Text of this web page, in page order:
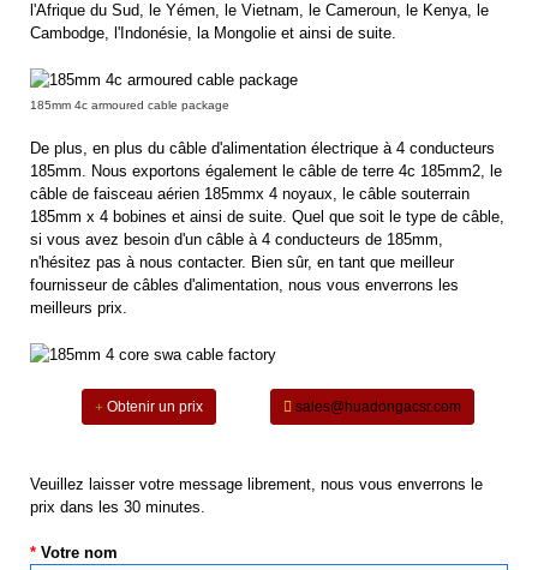
l'Afrique du Sud, le Yémen, le Vietnam, le Cameroun, le Kenya, le
Cambodge, l'Indonésie, la Mongolie et ainsi de suite.
185mm 4c armoured cable package
De plus, en plus du câble d'alimentation électrique à 4 conducteurs
185mm. Nous exportons également le câble de terre 4c 185mm2, le
câble de faisceau aérien 185mmx 4 noyaux, le câble souterrain
185mm x 4 bobines et ainsi de suite. Quel que soit le type de câble,
si vous avez besoin d'un câble à 4 conducteurs de 185mm,
n'hésitez pas à nous contacter. Bien sûr, en tant que meilleur
fournisseur de câbles d'alimentation, nous vous enverrons les
meilleurs prix.
Obtenir un prix sales@huadongacsr.com
Veuillez laisser votre message librement, nous vous enverrons le
prix dans les 30 minutes.
* Votre nom